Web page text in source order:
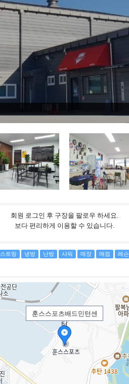
회원 로그인 후 구장을 팔로우 하세요.
보다 편리하게 이용할 수 있습니다.
스트링 냉방 난방 샤워 매장 매점 레슨
훈스스포츠배드민턴센
터